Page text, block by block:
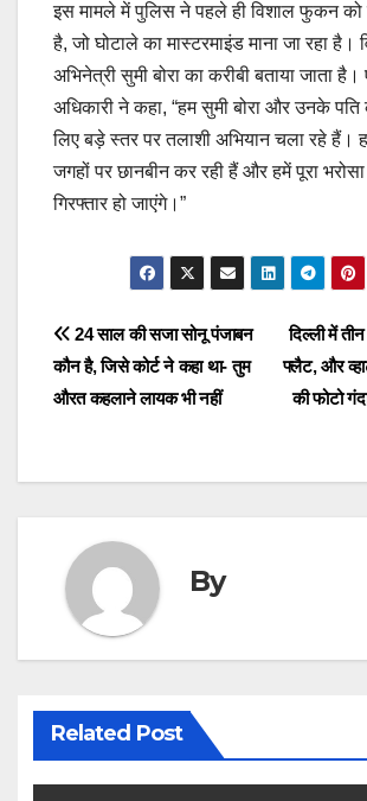
इस मामले में पुलिस ने पहले ही विशाल फुकन को
है, जो घोटाले का मास्टरमाइंड माना जा रहा
अभिनेत्री सुमी बोरा का करीबी बताया जाता
अधिकारी ने कहा, “हम सुमी बोरा और उनके
लिए बड़े स्तर पर तलाशी अभियान चला रहे हैं।
जगहों पर छानबीन कर रही हैं और हमें पूरा
गिरफ्तार हो जाएंगे।”
Post
navigation
दिल्ली में
फ्लैट, और
की फोटो
24 साल की सजा सोनू पंजाबन
कौन है, जिसे कोर्ट ने कहा था- तुम
औरत कहलाने लायक भी नहीं
By
Related Post